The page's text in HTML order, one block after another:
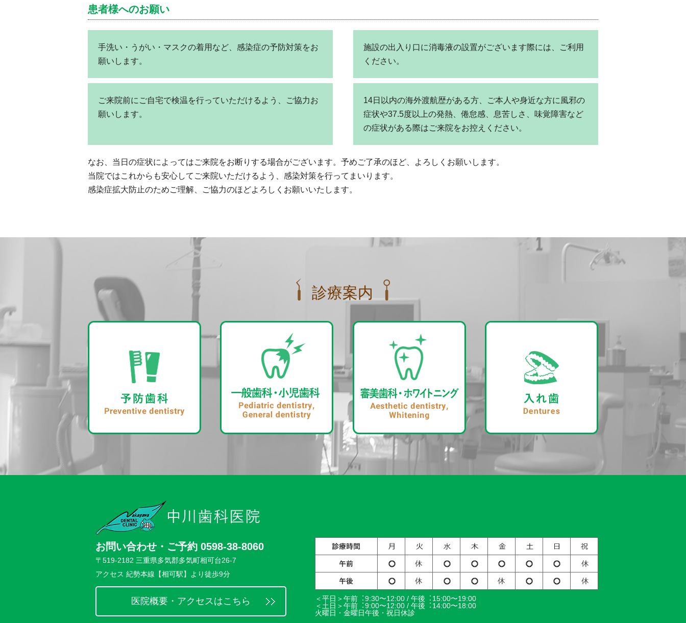
患者様へのお願い
手洗い・うがい・マスクの着用など、感染症の予防対策をお
願いします。
施設の出入り口に消毒液の設置がございます際には、ご利用
ください。
ご来院前にご自宅で検温を行っていただけるよう、ご協力お
願いします。
14日以内の海外渡航歴がある方、ご本人や身近な方に風邪の
症状や37.5度以上の発熱、倦怠感、息苦しさ、味覚障害など
の症状がある際はご来院をお控えください。
なお、当日の症状によってはご来院をお断りする場合がございます。予めご了承のほど、よろしくお願いします。
当院ではこれからも安心してご来院いただけるよう、感染対策を行ってまいります。
感染症拡大防止のためご理解、ご協力のほどよろしくお願いいたします。
診療案内
お問い合わせ・ご予約 0598-38-8060
〒519-2182 三重県多気郡多気町相可台26-7
アクセス 紀勢本線【相可駅】より徒歩9分
医院概要・アクセスはこちら
＜平⽇＞午前︓9:30〜12:00 / 午後︓15:00〜19:00
＜⼟⽇＞午前︓9:00〜12:00 / 午後︓14:00〜18:00
⽕曜⽇・⾦曜⽇午後・祝⽇休診